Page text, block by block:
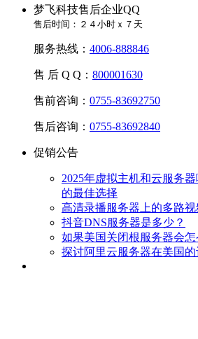
梦飞科技售后企业QQ
售后时间：２４小时ｘ７天
服务热线： 4006-888846
售 后 Q Q： 800001630
售前咨询： 0755-83692750
售后咨询： 0755-83692840
促销公告
2025年虚拟主机和云服务
的最佳选择
高清录播服务器上的多路
抖音DNS服务器是多少？
如果美国关闭根服务器会怎
探讨阿里云服务器在美国